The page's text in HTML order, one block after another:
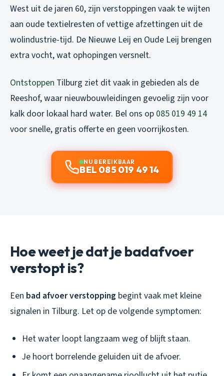
West uit de jaren 60, zijn verstoppingen vaak te wijten
aan oude textielresten of vettige afzettingen uit de
wolindustrie-tijd. De Nieuwe Leij en Oude Leij brengen
extra vocht, wat ophopingen versnelt.
Ontstoppen Tilburg ziet dit vaak in gebieden als de
Reeshof, waar nieuwbouwleidingen gevoelig zijn voor
kalk door lokaal hard water. Bel ons op 085 019 49 14
voor snelle, gratis offerte en geen voorrijkosten.
NU BEREIKBAAR
BEL 085 019 49 14
Hoe weet je dat je badafvoer
verstopt is?
Een bad afvoer verstopping begint vaak met kleine
signalen in Tilburg. Let op de volgende symptomen:
Het water loopt langzaam weg of blijft staan.
Je hoort borrelende geluiden uit de afvoer.